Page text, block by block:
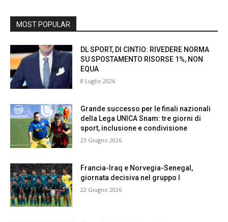
MOST POPULAR
DL SPORT, DI CINTIO: RIVEDERE NORMA
SU SPOSTAMENTO RISORSE 1%, NON
EQUA
8 Luglio 2026
Grande successo per le finali nazionali
della Lega UNICA Snam: tre giorni di
sport, inclusione e condivisione
23 Giugno 2026
Francia-Iraq e Norvegia-Senegal,
giornata decisiva nel gruppo I
22 Giugno 2026